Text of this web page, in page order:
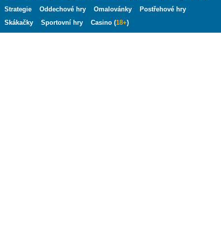
Strategie
Oddechové hry Omalovánky
Postřehové hry
Skákačky
Sportovní hry Casino (18+)